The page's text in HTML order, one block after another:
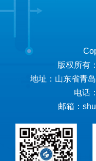
版权所有
地址：山东省青
电话
邮箱：